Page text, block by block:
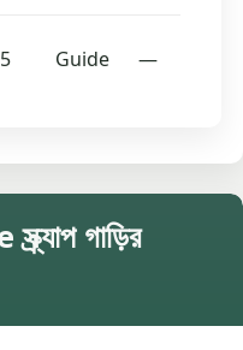
Guide —
গাড়ির